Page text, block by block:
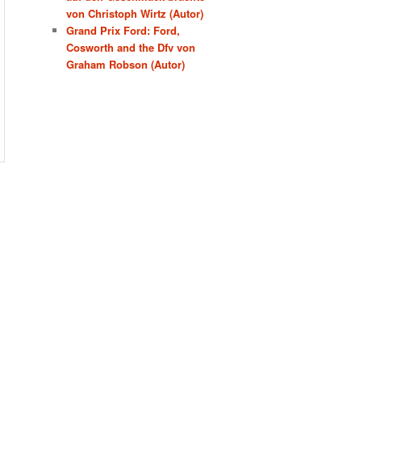
von Christoph Wirtz (Autor)
Grand Prix Ford: Ford,
Cosworth and the Dfv von
Graham Robson (Autor)